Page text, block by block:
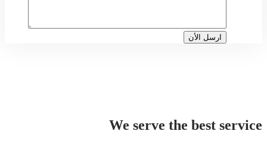
We serve the best service